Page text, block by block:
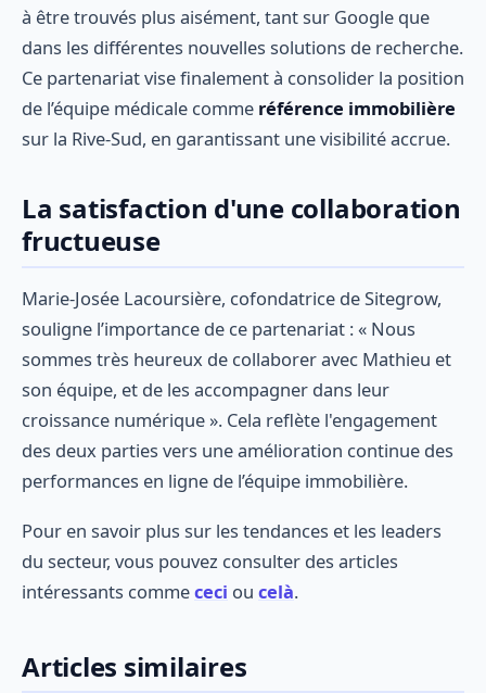
à être trouvés plus aisément, tant sur Google que
dans les différentes nouvelles solutions de recherche.
Ce partenariat vise finalement à consolider la position
de l’équipe médicale comme référence immobilière
sur la Rive-Sud, en garantissant une visibilité accrue.
La satisfaction d'une collaboration
fructueuse
Marie-Josée Lacoursière, cofondatrice de Sitegrow,
souligne l’importance de ce partenariat : « Nous
sommes très heureux de collaborer avec Mathieu et
son équipe, et de les accompagner dans leur
croissance numérique ». Cela reflète l'engagement
des deux parties vers une amélioration continue des
performances en ligne de l’équipe immobilière.
Pour en savoir plus sur les tendances et les leaders
du secteur, vous pouvez consulter des articles
intéressants commececi ou celà.
Articles similaires